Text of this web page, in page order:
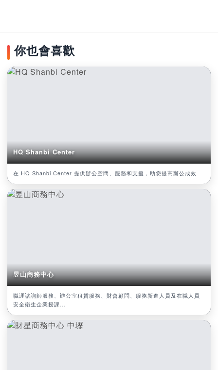
你也會喜歡
HQ Shanbi Center
在 HQ Shanbi Center 提供辦公空間、服務和支援，助您提高辦公成效
昱山商務中心
職涯諮詢師服務、辦公室租賃服務、財會顧問、服務新進人員及在職人員
安全衛生企業授課...